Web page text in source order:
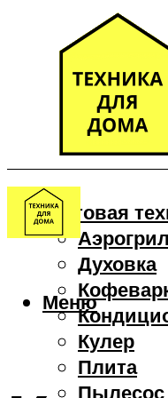
Бытовая
Духовка
Кулер
Плита
Пылесос
Меню